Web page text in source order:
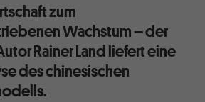
zum
Wachstum – der
Rainer Land liefert eine
des chinesischen